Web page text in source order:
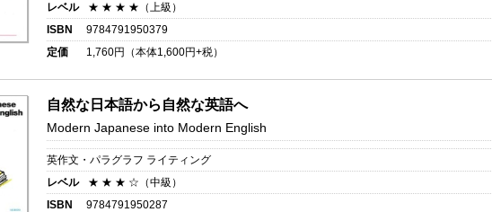
レベル
★ ★ ★ ★（上級）
ISBN
9784791950379
定価
1,760円（本体1,600円+税）
自然な日本語から自然な英語へ
Modern Japanese into Modern English
英作文・パラグラフ ライティング
レベル
★ ★ ★ ☆（中級）
ISBN
9784791950287